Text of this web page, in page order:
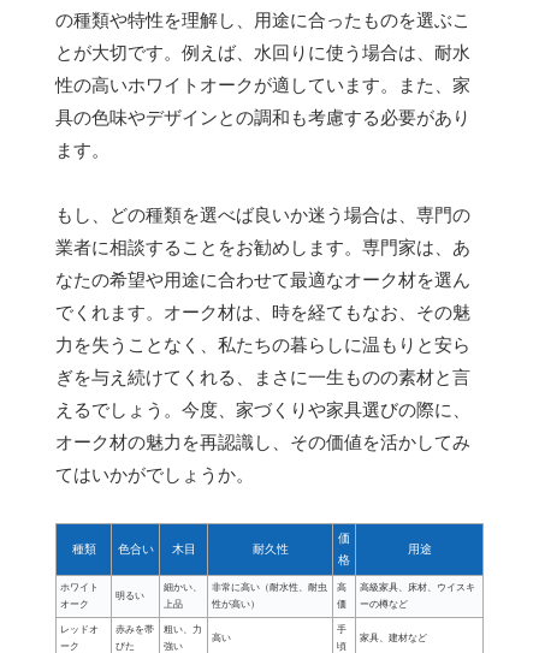
の種類や特性を理解し、用途に合ったものを選ぶこ
とが大切です。例えば、水回りに使う場合は、耐水
性の高いホワイトオークが適しています。また、家
具の色味やデザインとの調和も考慮する必要があり
ます。
もし、どの種類を選べば良いか迷う場合は、専門の
業者に相談することをお勧めします。専門家は、あ
なたの希望や用途に合わせて最適なオーク材を選ん
でくれます。オーク材は、時を経てもなお、その魅
力を失うことなく、私たちの暮らしに温もりと安ら
ぎを与え続けてくれる、まさに一生ものの素材と言
えるでしょう。今度、家づくりや家具選びの際に、
オーク材の魅力を再認識し、その価値を活かしてみ
てはいかがでしょうか。
種類 色合い 木目 耐久性
価
格
用途
ホワイト
オーク
明るい
細かい、
上品
非常に高い（耐水性、耐虫
性が高い）
高
価
高級家具、床材、ウイスキ
ーの樽など
レッドオ
ーク
赤みを帯
びた
粗い、力
強い
高い
手
頃
家具、建材など